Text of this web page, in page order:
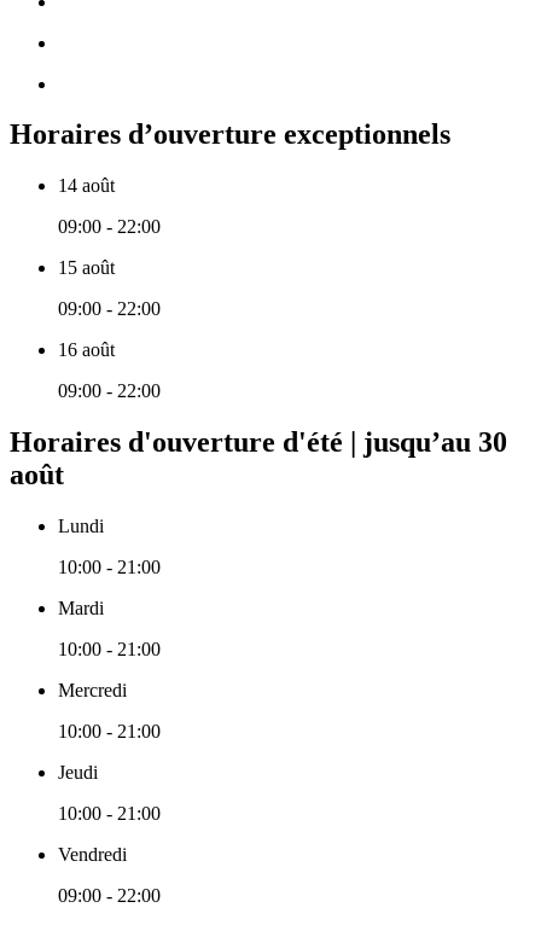
Horaires d’ouverture exceptionnels
14 août
09:00 - 22:00
15 août
09:00 - 22:00
16 août
09:00 - 22:00
Horaires d'ouverture d'été | jusqu’au 30
août
Lundi
10:00 - 21:00
Mardi
10:00 - 21:00
Mercredi
10:00 - 21:00
Jeudi
10:00 - 21:00
Vendredi
09:00 - 22:00